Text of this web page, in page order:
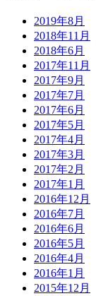
2019年8月
2018年11月
2018年6月
2017年11月
2017年9月
2017年7月
2017年6月
2017年5月
2017年4月
2017年3月
2017年2月
2017年1月
2016年12月
2016年7月
2016年6月
2016年5月
2016年4月
2016年1月
2015年12月